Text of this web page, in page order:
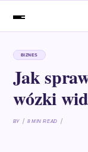
BIZNES
Jak
wózki
BY 8 MIN READ